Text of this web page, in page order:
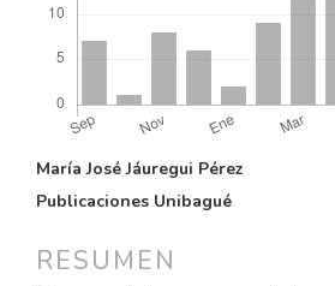
CONTENIDO
PRINCIPAL
ARTÍCULO
María José Jáuregui Pérez
Publicaciones Unibagué
RESUMEN